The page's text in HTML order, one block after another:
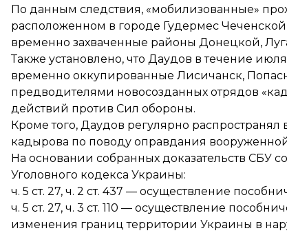
По данным следствия, «мобилизованные»
расположенном в городе Гудермес
временно захваченные районы Донецкой,
Также установлено, что Даудов в течение
временно оккупированные Лисичанск,
предводителями новосозданных отрядов
действий против Сил обороны.
Кроме того, Даудов регулярно
кадырова по поводу оправдания
На основании собранных доказательств СБУ
Уголовного кодекса Украины:
ч. 5 ст. 27, ч. 2 ст. 437 — осуществление
ч. 5 ст. 27, ч. 3 ст. 110 — осуществление
изменения границ территории Украины в